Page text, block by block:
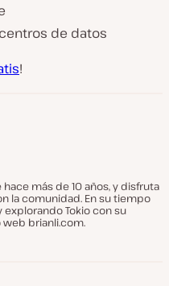
de datos
!
más de 10 años, y disfruta
la comunidad. En su tiempo
Tokio con su
web brianli.com.